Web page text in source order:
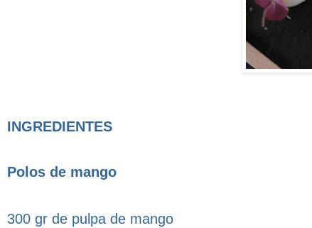
INGREDIENTES
Polos de mango
300 gr de pulpa de mango